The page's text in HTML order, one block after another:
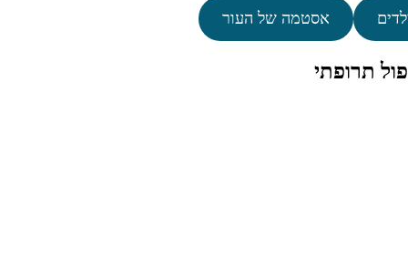
אסטמה של העור
תרופתי